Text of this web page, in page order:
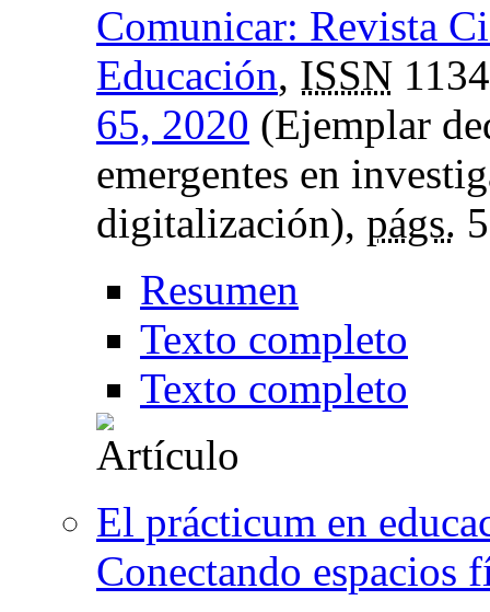
Comunicar: Revista
Educación, ISSN
65, 2020 (Ejemplar
emergentes en
digitalización), págs.
Resumen
Texto completo
Texto completo
El prácticum en
Conectando espacios